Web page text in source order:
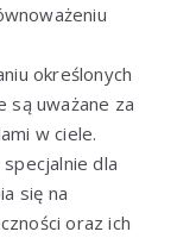
określonych
są uważane za
w ciele.
dla
się na
oraz ich